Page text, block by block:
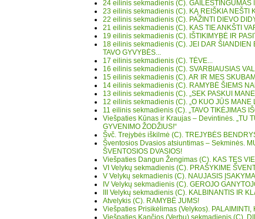
24 eilinis sekmadienis (C). GAILESTINGUMAS
23 eilinis sekmadienis (C). KĄ REIŠKIA NEŠTI
22 eilinis sekmadienis (C). PAŽINTI DIEVO
21 eilinis sekmadienis (C). KAS TIE ANKŠTI
19 eilinis sekmadienis (C). IŠTIKIMYBĖ IR
18 eilinis sekmadienis (C). JEI DAR ŠIANDIEN
TAVO GYVYBĖS...
17 eilinis sekmadienis (C). TĖVE...
16 eilinis sekmadienis (C). SVARBIAUSIAS
15 eilinis sekmadienis (C). AR IR MES
14 eilinis sekmadienis (C). RAMYBĖ ŠIEMS
13 eilinis sekmadienis (C). „SEK PASKUI
12 eilinis sekmadienis (C). „O KUO JŪS MANE
11 eilinis sekmadienis (C). „TAVO TIKĖJIMAS
Viešpaties Kūnas ir Kraujas – Devintinės. „TU
GYVENIMO ŽODŽIUS!“
Švč. Trejybės iškilmė (C). TREJYBĖS
Šventosios Dvasios atsiuntimas – Sekminės.
ŠVENTOSIOS DVASIOS!
Viešpaties Dangun Žengimas (C). KAS TĘS
VI Velykų sekmadienis (C). PRAŠYKIME
V Velykų sekmadienis (C). NAUJASIS
IV Velykų sekmadienis (C). GEROJO
III Velykų sekmadienis (C). KALBINANTIS IR
Atvelykis (C). RAMYBĖ JUMS!
Viešpaties Prisikėlimas (Velykos). PALAIMINTI,
Viešpaties Kančios (Verbų) sekmadienis (C).